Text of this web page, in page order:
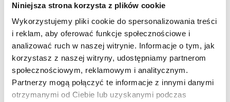
Niniejsza strona korzysta z plików cookie
Wykorzystujemy pliki cookie do spersonalizowania treści
i reklam, aby oferować funkcje społecznościowe i
analizować ruch w naszej witrynie. Informacje o tym, jak
korzystasz z naszej witryny, udostępniamy partnerom
społecznościowym, reklamowym i analitycznym.
Partnerzy mogą połączyć te informacje z innymi danymi
otrzymanymi od Ciebie lub uzyskanymi podczas
EMAIL*
WOJEWÓDZTWO*
wybierz województwo